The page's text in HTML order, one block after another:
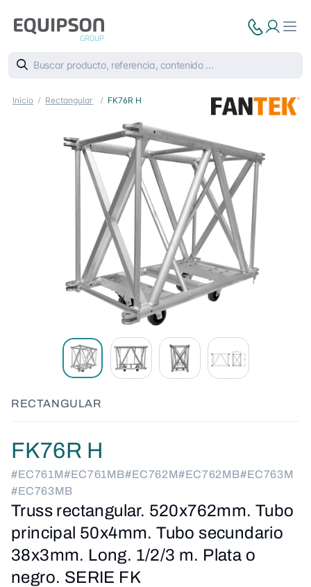
Inicio Rectangular FK76R H
RECTANGULAR
FK76R H
#EC761M#EC761MB#EC762M#EC762MB#EC763M
#EC763MB
Truss rectangular. 520x762mm. Tubo
principal 50x4mm. Tubo secundario
38x3mm. Long. 1/2/3 m. Plata o
negro. SERIE FK